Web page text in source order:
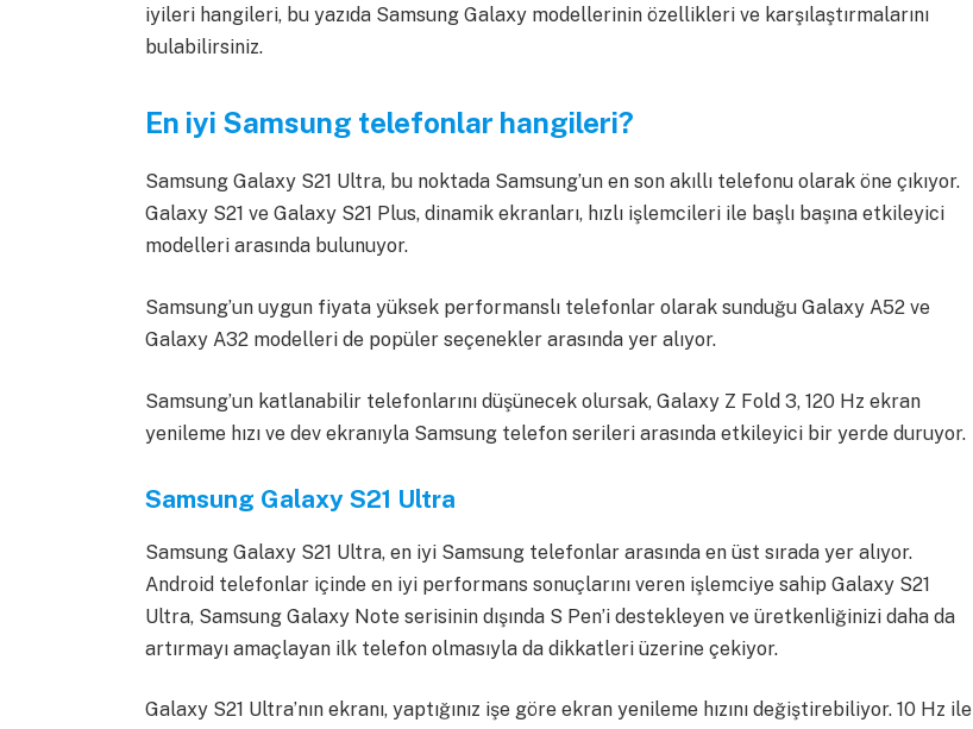
iyileri hangileri, bu yazıda Samsung Galaxy modellerinin özellikleri ve karşılaştırmalarını
bulabilirsiniz.
En iyi Samsung telefonlar hangileri?
Samsung Galaxy S21 Ultra, bu noktada Samsung’un en son akıllı telefonu olarak öne çıkıyor.
Galaxy S21 ve Galaxy S21 Plus, dinamik ekranları, hızlı işlemcileri ile başlı başına etkileyici
modelleri arasında bulunuyor.
Samsung’un uygun fiyata yüksek performanslı telefonlar olarak sunduğu Galaxy A52 ve
Galaxy A32 modelleri de popüler seçenekler arasında yer alıyor.
Samsung’un katlanabilir telefonlarını düşünecek olursak, Galaxy Z Fold 3, 120 Hz ekran
yenileme hızı ve dev ekranıyla Samsung telefon serileri arasında etkileyici bir yerde duruyor.
Samsung Galaxy S21 Ultra
Samsung Galaxy S21 Ultra, en iyi Samsung telefonlar arasında en üst sırada yer alıyor.
Android telefonlar içinde en iyi performans sonuçlarını veren işlemciye sahip Galaxy S21
Ultra, Samsung Galaxy Note serisinin dışında S Pen’i destekleyen ve üretkenliğinizi daha da
artırmayı amaçlayan ilk telefon olmasıyla da dikkatleri üzerine çekiyor.
Galaxy S21 Ultra’nın ekranı, yaptığınız işe göre ekran yenileme hızını değiştirebiliyor. 10 Hz ile